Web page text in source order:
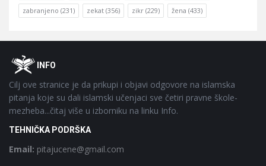
zabranjeno (231) zekat (356) zikr (229) žena (433)
FooterOINFO
Cilj ove stranice je da prikupi i objavi odgovore na islamska
pitanja koje su dali islamski učenjaci sve četiri pravne škole-
mezheba...čitaj više u izborniku na linku Info.
TEHNIČKA PODRŠKA
Email: pitajucene@gmail.com